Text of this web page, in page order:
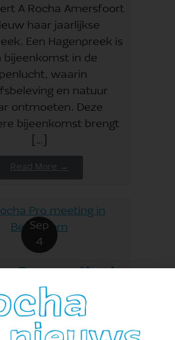
A Rocha Amersfoort
haar jaarlijkse
Een Hagenpreek is
bijeenkomst in de
waarin
en natuur
ontmoeten. Deze
bijeenkomst brengt
[…]
Read More →
Sep
4
Bennekom
alvast de middag van
4 september voor de A